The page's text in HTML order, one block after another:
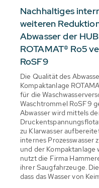
Nachhaltiges
weiteren
Abwasser der
ROTAMAT® Ro5
RoSF9
Die Qualität des
Kompaktanlage
für die
Waschtrommel RoSF9
Abwasser wird mittels
zu Klarwasser
internes Prozesswasser
und der
nutzt die Firma
ihrer Saugfahrzeuge.
dass das Wasser von